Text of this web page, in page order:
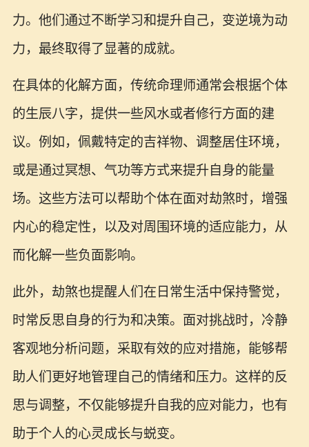
力。他们通过不断学习和提升自己，变逆境为动
力，最终取得了显著的成就。
在具体的化解方面，传统命理师通常会根据个体
的生辰八字，提供一些风水或者修行方面的建
议。例如，佩戴特定的吉祥物、调整居住环境，
或是通过冥想、气功等方式来提升自身的能量
场。这些方法可以帮助个体在面对劫煞时，增强
内心的稳定性，以及对周围环境的适应能力，从
而化解一些负面影响。
此外，劫煞也提醒人们在日常生活中保持警觉，
时常反思自身的行为和决策。面对挑战时，冷静
客观地分析问题，采取有效的应对措施，能够帮
助人们更好地管理自己的情绪和压力。这样的反
思与调整，不仅能够提升自我的应对能力，也有
助于个人的心灵成长与蜕变。